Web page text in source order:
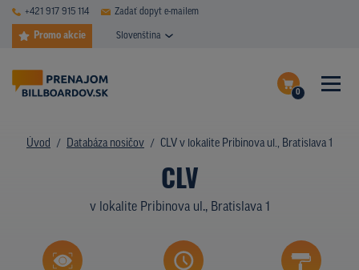
+421 917 915 114 Zadať dopyt e-mailem
Promo akcie Slovenština
0
Dokončiť dopyt
Zobraziť nosiče na mape
DATABÁZA NOSIČOV
PLOCHY V AKCII
TYPY NOSIČOV
Úvod Databáza nosičov CLV v lokalite Pribinova ul., Bratislava 1
CLV
v lokalite Pribinova ul., Bratislava 1